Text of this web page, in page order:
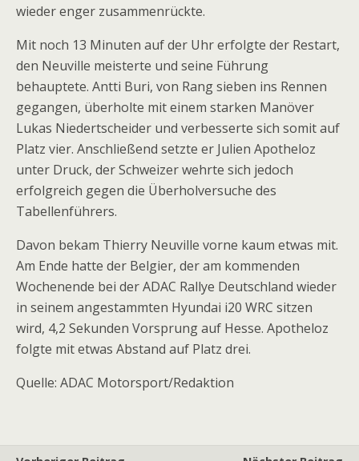
wieder enger zusammenrückte.
Mit noch 13 Minuten auf der Uhr erfolgte der Restart,
den Neuville meisterte und seine Führung
behauptete. Antti Buri, von Rang sieben ins Rennen
gegangen, überholte mit einem starken Manöver
Lukas Niedertscheider und verbesserte sich somit auf
Platz vier. Anschließend setzte er Julien Apotheloz
unter Druck, der Schweizer wehrte sich jedoch
erfolgreich gegen die Überholversuche des
Tabellenführers.
Davon bekam Thierry Neuville vorne kaum etwas mit.
Am Ende hatte der Belgier, der am kommenden
Wochenende bei der ADAC Rallye Deutschland wieder
in seinem angestammten Hyundai i20 WRC sitzen
wird, 4,2 Sekunden Vorsprung auf Hesse. Apotheloz
folgte mit etwas Abstand auf Platz drei.
Quelle: ADAC Motorsport/Redaktion